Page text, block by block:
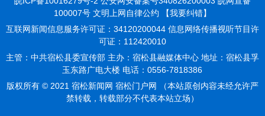
100007号 文明上网自律公约
【我要纠错】
互联网新闻信息服务许可证：34120200044 信息网络传播视听节目许
可证：112420010
主管：中共宿松县委宣传部 主办：宿松县融媒体中心 地址：宿松县孚
玉东路广电大楼 电话：0556-7818386
版权所有 © 2021 宿松新闻网 宿松门户网 （本站原创内容未经允许严
禁转载，转载部分不代表本站立场）